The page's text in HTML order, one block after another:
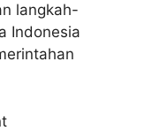
langkah-
Indonesia